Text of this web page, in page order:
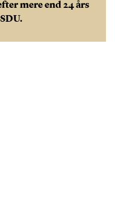
mere end 24 års